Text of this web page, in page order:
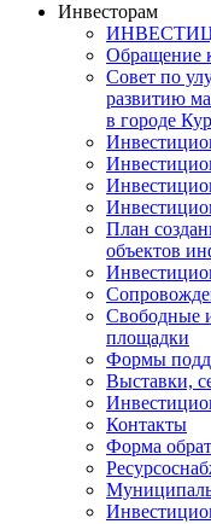
Инвесторам
Обращение
Совет по
развитию
в городе
План
объектов
Свободные
площадки
Формы
Выставки,
Контакты
Форма